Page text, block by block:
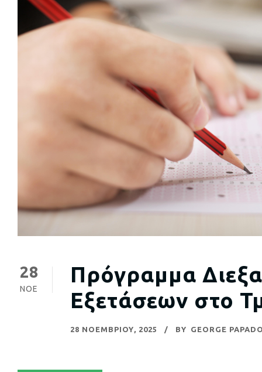
28
ΝΟΈ
Πρόγραμμα
Εξετάσεων στο
28 ΝΟΕΜΒΡΊΟΥ, 2025 BY GEORGE